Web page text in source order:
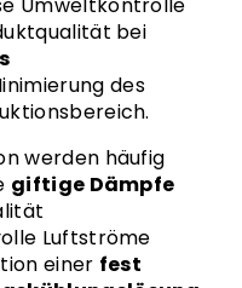
bei
des
werden häufig
giftige Dämpfe
Luftströme
einer fest